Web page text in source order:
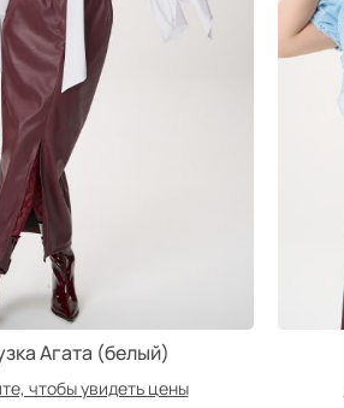
Агата (белый)
чтобы увидеть цены